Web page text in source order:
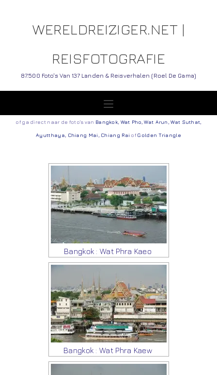
WERELDREIZIGER.NET |
REISFOTOGRAFIE
87.500 Foto's Van 137 Landen & Reisverhalen (Roel De Gama)
of ga direct naar de foto’s van Bangkok Wat Pho ,Wat Arun ,Wat Suthat
Ayutthaya Chiang Mai Chiang Rai of Golden Triangle
Bangkok : Wat Phra Kaeo
Bangkok : Wat Phra Kaew